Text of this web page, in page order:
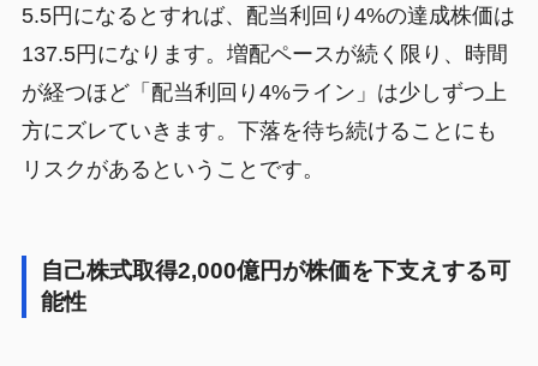
5.5円になるとすれば、配当利回り4%の達成株価は
137.5円になります。増配ペースが続く限り、時間
が経つほど「配当利回り4%ライン」は少しずつ上
方にズレていきます。下落を待ち続けることにも
リスクがあるということです。
自己株式取得2,000億円が株価を下支えする可
能性